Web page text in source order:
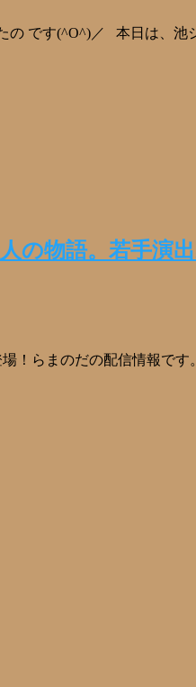
の です(^O^)／ 本日は
物語。若手演
！らまのだの配信情報で